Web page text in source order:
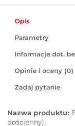
Opis
Parametry
Informacje dot.
Opinie i oceny (0)
Zadaj pytanie
Nazwa produktu:
dościenny)